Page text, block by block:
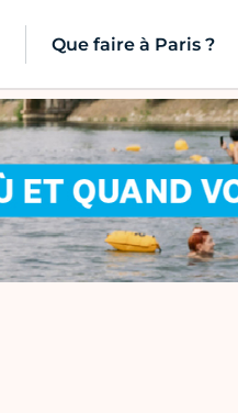
Que faire à Paris ?